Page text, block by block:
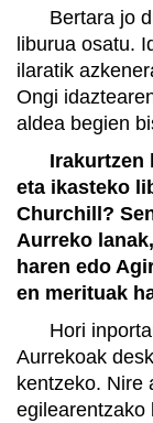
Bertara jo
liburua osatu.
ilaratik
Ongi
aldea begien
Irakurtzen
eta ikasteko
Churchill?
Aurreko
haren edo
en merituak
Hori
Aurrekoak
kentzeko. Nire
egilearentzako